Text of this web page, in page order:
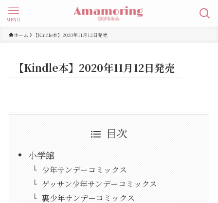
MENU
ホーム 【Kindle本】2020年11月12日発売
【Kindle本】2020年11月12日発売
目次
小学館
少年サンデーコミックス
ゲッサン少年サンデーコミックス
裏少年サンデーコミックス